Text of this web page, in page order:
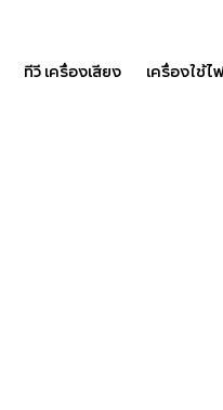
ทีวี เครื่องเสียง เครื่องใช้ไ